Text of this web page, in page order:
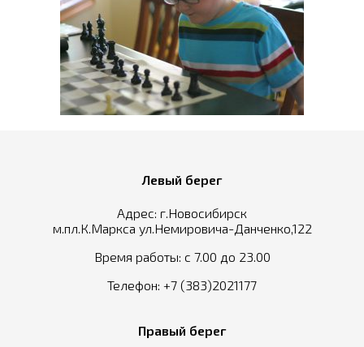
Левый берег
Адрес: г.Новосибирск
м.пл.К.Маркса ул.Немировича-Данченко,122
Время работы: с 7.00 до 23.00
Телефон: +7 (383)2021177
Правый берег